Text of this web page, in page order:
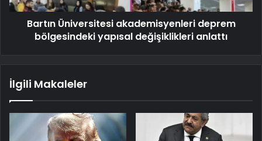
Bartın Üniversitesi akademisyenleri deprem
bölgesindeki yapısal değişiklikleri anlattı
İlgili Makaleler